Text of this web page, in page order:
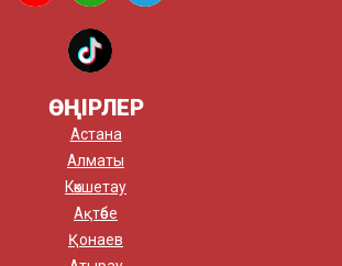
ӨҢІРЛЕР
Астана
Алматы
Көкшетау
Ақтөбе
Қонаев